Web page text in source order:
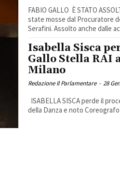
FABIO GALLO È STATO
state mosse dal Procuratore
Serafini. Assolto anche dalle
Isabella Sisca
Gallo Stella RAI
Milano
Redazione Il Parlamentare - 28
della Danza e noto